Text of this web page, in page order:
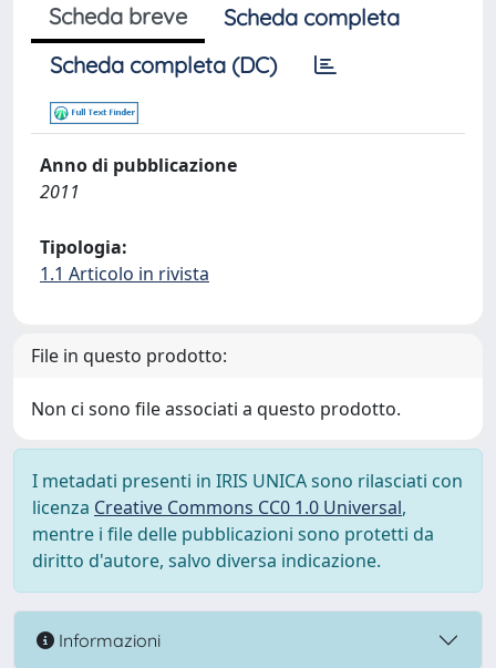
Scheda breve
Scheda completa
Scheda completa (DC)
Anno di pubblicazione
2011
Tipologia:
1.1 Articolo in rivista
File in questo prodotto:
Non ci sono file associati a questo prodotto.
I metadati presenti in IRIS UNICA sono rilasciati con
licenza Creative Commons CC0 1.0 Universal,
mentre i file delle pubblicazioni sono protetti da
diritto d'autore, salvo diversa indicazione.
Informazioni